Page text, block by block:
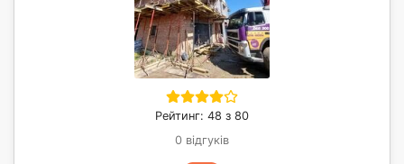
Рейтинг: 48 з 80
0 відгуків